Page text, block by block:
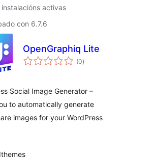
activas
con 6.7.6
OpenGraphiq Lite
(0valoracións
totais
)
Social Image Generator –
to automatically generate
images for your WordPress